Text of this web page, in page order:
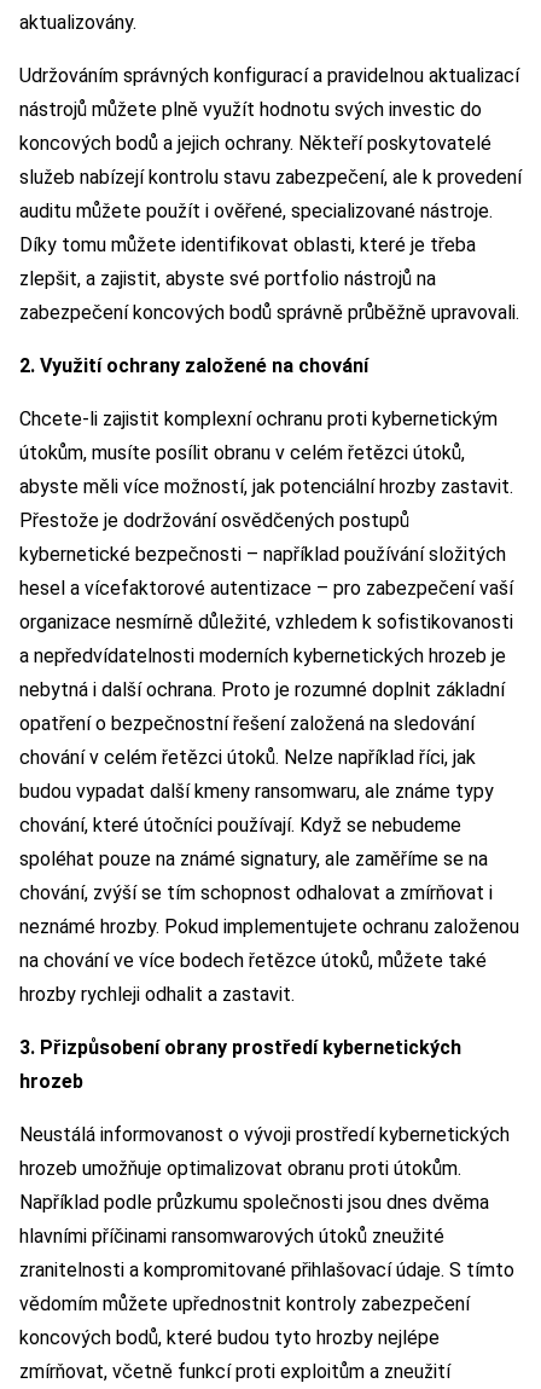
aktualizovány.
Udržováním správných konfigurací a pravidelnou aktualizací
nástrojů můžete plně využít hodnotu svých investic do
koncových bodů a jejich ochrany. Někteří poskytovatelé
služeb nabízejí kontrolu stavu zabezpečení, ale k provedení
auditu můžete použít i ověřené, specializované nástroje.
Díky tomu můžete identifikovat oblasti, které je třeba
zlepšit, a zajistit, abyste své portfolio nástrojů na
zabezpečení koncových bodů správně průběžně upravovali.
2. Využití ochrany založené na chování
Chcete-li zajistit komplexní ochranu proti kybernetickým
útokům, musíte posílit obranu v celém řetězci útoků,
abyste měli více možností, jak potenciální hrozby zastavit.
Přestože je dodržování osvědčených postupů
kybernetické bezpečnosti – například používání složitých
hesel a vícefaktorové autentizace – pro zabezpečení vaší
organizace nesmírně důležité, vzhledem k sofistikovanosti
a nepředvídatelnosti moderních kybernetických hrozeb je
nebytná i další ochrana. Proto je rozumné doplnit základní
opatření o bezpečnostní řešení založená na sledování
chování v celém řetězci útoků. Nelze například říci, jak
budou vypadat další kmeny ransomwaru, ale známe typy
chování, které útočníci používají. Když se nebudeme
spoléhat pouze na známé signatury, ale zaměříme se na
chování, zvýší se tím schopnost odhalovat a zmírňovat i
neznámé hrozby. Pokud implementujete ochranu založenou
na chování ve více bodech řetězce útoků, můžete také
hrozby rychleji odhalit a zastavit.
3. Přizpůsobení obrany prostředí kybernetických
hrozeb
Neustálá informovanost o vývoji prostředí kybernetických
hrozeb umožňuje optimalizovat obranu proti útokům.
Například podle průzkumu společnosti jsou dnes dvěma
hlavními příčinami ransomwarových útoků zneužité
zranitelnosti a kompromitované přihlašovací údaje. S tímto
vědomím můžete upřednostnit kontroly zabezpečení
koncových bodů, které budou tyto hrozby nejlépe
zmírňovat, včetně funkcí proti exploitům a zneužití